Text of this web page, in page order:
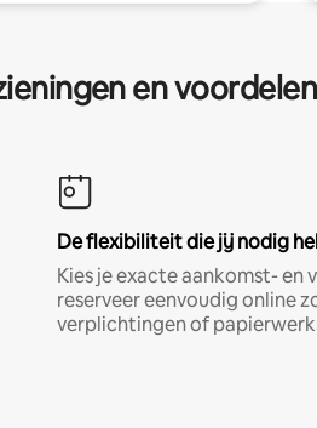
en
De flexibiliteit die jij nodig
Kies je exacte aankomst- en
reserveer eenvoudig online
verplichtingen of